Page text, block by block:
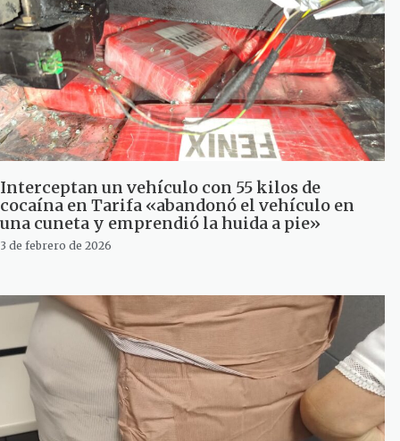
Interceptan un vehículo con 55 kilos de
cocaína en Tarifa «abandonó el vehículo en
una cuneta y emprendió la huida a pie»
3 de febrero de 2026